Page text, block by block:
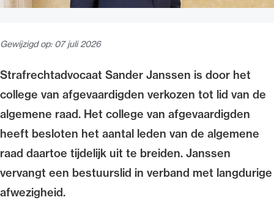
Gewijzigd op: 07 juli 2026
Strafrechtadvocaat Sander Janssen is door het
college van afgevaardigden verkozen tot lid van de
algemene raad. Het college van afgevaardigden
heeft besloten het aantal leden van de algemene
raad daartoe tijdelijk uit te breiden. Janssen
vervangt een bestuurslid in verband met langdurige
afwezigheid.
Van de Advocatenwet tot de Verordening op
advocatuur (Roda).